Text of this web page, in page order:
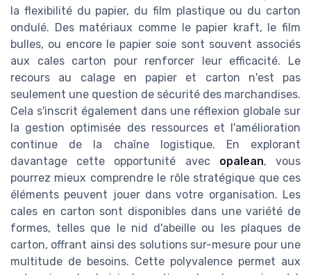
la flexibilité du papier, du film plastique ou du carton
ondulé. Des matériaux comme le papier kraft, le film
bulles, ou encore le papier soie sont souvent associés
aux cales carton pour renforcer leur efficacité. Le
recours au calage en papier et carton n'est pas
seulement une question de sécurité des marchandises.
Cela s'inscrit également dans une réflexion globale sur
la gestion optimisée des ressources et l'amélioration
continue de la chaîne logistique. En explorant
davantage cette opportunité avec opalean, vous
pourrez mieux comprendre le rôle stratégique que ces
éléments peuvent jouer dans votre organisation. Les
cales en carton sont disponibles dans une variété de
formes, telles que le nid d'abeille ou les plaques de
carton, offrant ainsi des solutions sur-mesure pour une
multitude de besoins. Cette polyvalence permet aux